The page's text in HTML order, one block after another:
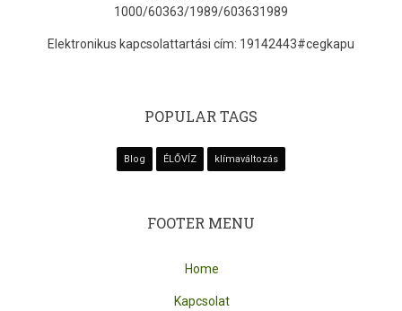
1000/60363/1989/603631989
Elektronikus kapcsolattartási cím: 19142443#cegkapu
POPULAR TAGS
Blog ÉLŐVÍZ klímaváltozás
FOOTER MENU
Home
Kapcsolat